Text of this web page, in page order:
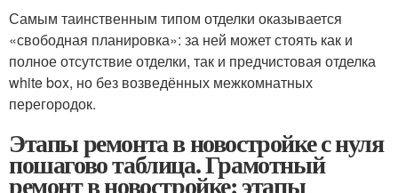
Самым таинственным типом отделки оказывается
«свободная планировка»: за ней может стоять как и
полное отсутствие отделки, так и предчистовая отделка
white box, но без возведённых межкомнатных
перегородок.
Этапы ремонта в новостройке с нуля
пошагово таблица. Грамотный